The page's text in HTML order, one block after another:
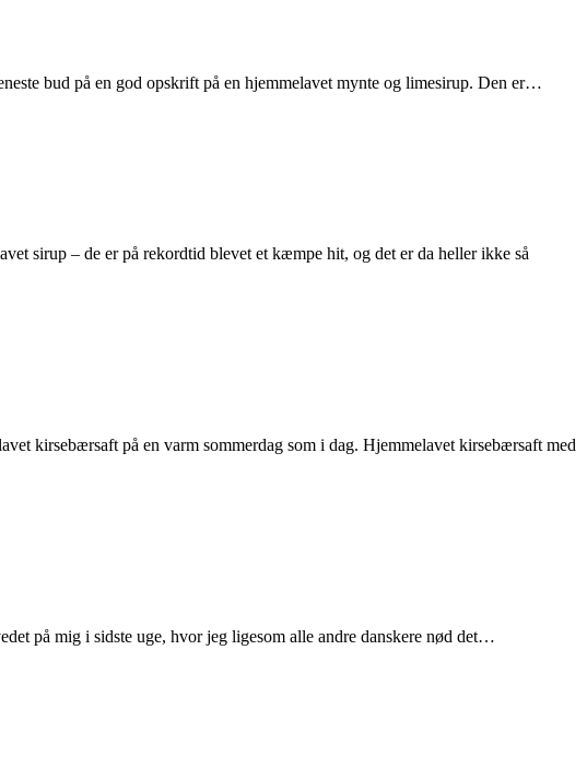
bud på en god opskrift på en hjemmelavet mynte og limesirup. Den er…
sirup – de er på rekordtid blevet et kæmpe hit, og det er da heller ikke så
kirsebærsaft på en varm sommerdag som i dag. Hjemmelavet kirsebærsaft med
på mig i sidste uge, hvor jeg ligesom alle andre danskere nød det…